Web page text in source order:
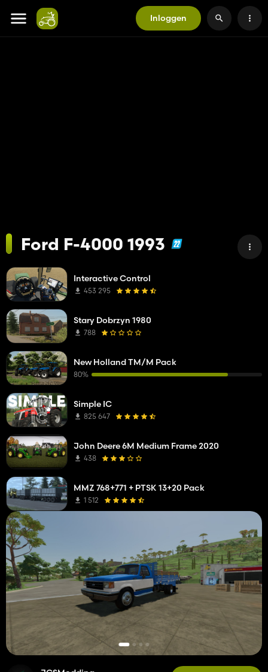
Inloggen
Ford F-4000 1993
Interactive Control
453 295
Stary Dobrzyn 1980
788
New Holland TM/M Pack
80%
Simple IC
825 647
John Deere 6M Medium Frame 2020
438
MMZ 768+771 + PTSK 13+20 Pack
1 512